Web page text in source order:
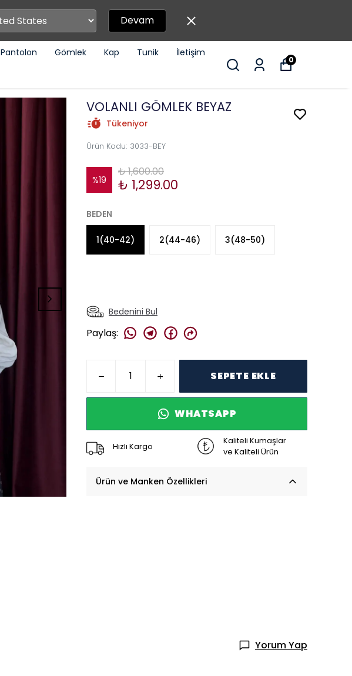
Devam
Pantolon Gömlek Kap Tunik İletişim
0
VOLANLI GÖMLEK BEYAZ
Tükeniyor
Ürün Kodu: 3033-BEY
%19
₺ 1,600.00
₺ 1,299.00
BEDEN
1(40-42) 2(44-46) 3(48-50)
Bedenini Bul
Paylaş:
SEPETE EKLE
WHATSAPP
Hızlı Kargo
Kaliteli Kumaşlar
ve Kaliteli Ürün
Ürün ve Manken Özellikleri
Yorum Yap